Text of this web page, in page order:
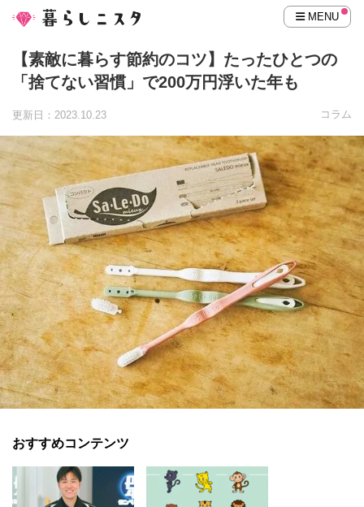
MENU
【素敵に暮らす節約のコツ】たったひとつの
「捨てない習慣」で200万円浮いた年も
更新日：2023.10.23 コラム
おすすめコンテンツ